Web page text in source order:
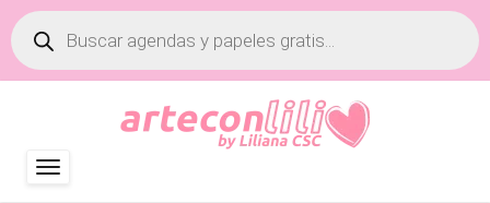
Búsqueda
de
productos